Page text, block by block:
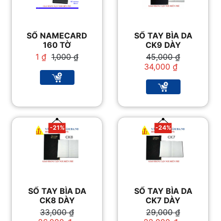
SỔ NAMECARD
160 TỜ
1,000₫
Giá
là:
1,000 ₫.
1₫
Giá
tại
là:
SỔ TAY BÌA DA
CK9 DÀY
45,000₫
Giá
gốc
45,000 ₫.
34,000 ₫
Giá
hiện
là:
34,000 ₫.
-21%
SỔ TAY BÌA DA
CK8 DÀY
33,000₫
Giá
Giá
-24%
SỔ TAY BÌA DA
CK7 DÀY
29,000₫
Giá
Giá